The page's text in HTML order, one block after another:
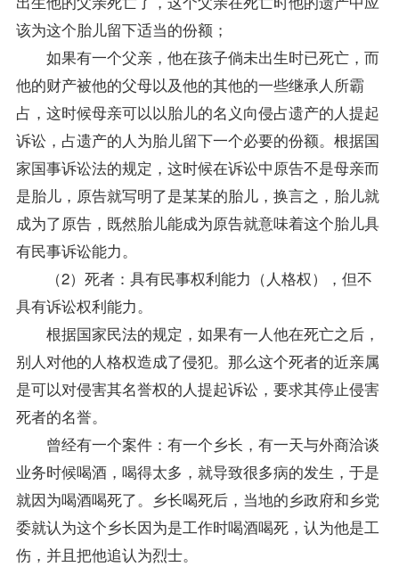
该为这个胎儿留下适当的份额；
如果有一个父亲，他在孩子倘未出生时已死亡，而
他的财产被他的父母以及他的其他的一些继承人所霸
占，这时候母亲可以以胎儿的名义向侵占遗产的人提起
诉讼，占遗产的人为胎儿留下一个必要的份额。根据国
家国事诉讼法的规定，这时候在诉讼中原告不是母亲而
是胎儿，原告就写明了是某某的胎儿，换言之，胎儿就
成为了原告，既然胎儿能成为原告就意味着这个胎儿具
有民事诉讼能力。
（2）死者：具有民事权利能力（人格权），但不
具有诉讼权利能力。
根据国家民法的规定，如果有一人他在死亡之后，
别人对他的人格权造成了侵犯。那么这个死者的近亲属
是可以对侵害其名誉权的人提起诉讼，要求其停止侵害
死者的名誉。
曾经有一个案件：有一个乡长，有一天与外商洽谈
业务时候喝酒，喝得太多，就导致很多病的发生，于是
就因为喝酒喝死了。乡长喝死后，当地的乡政府和乡党
委就认为这个乡长因为是工作时喝酒喝死，认为他是工
伤，并且把他追认为烈士。